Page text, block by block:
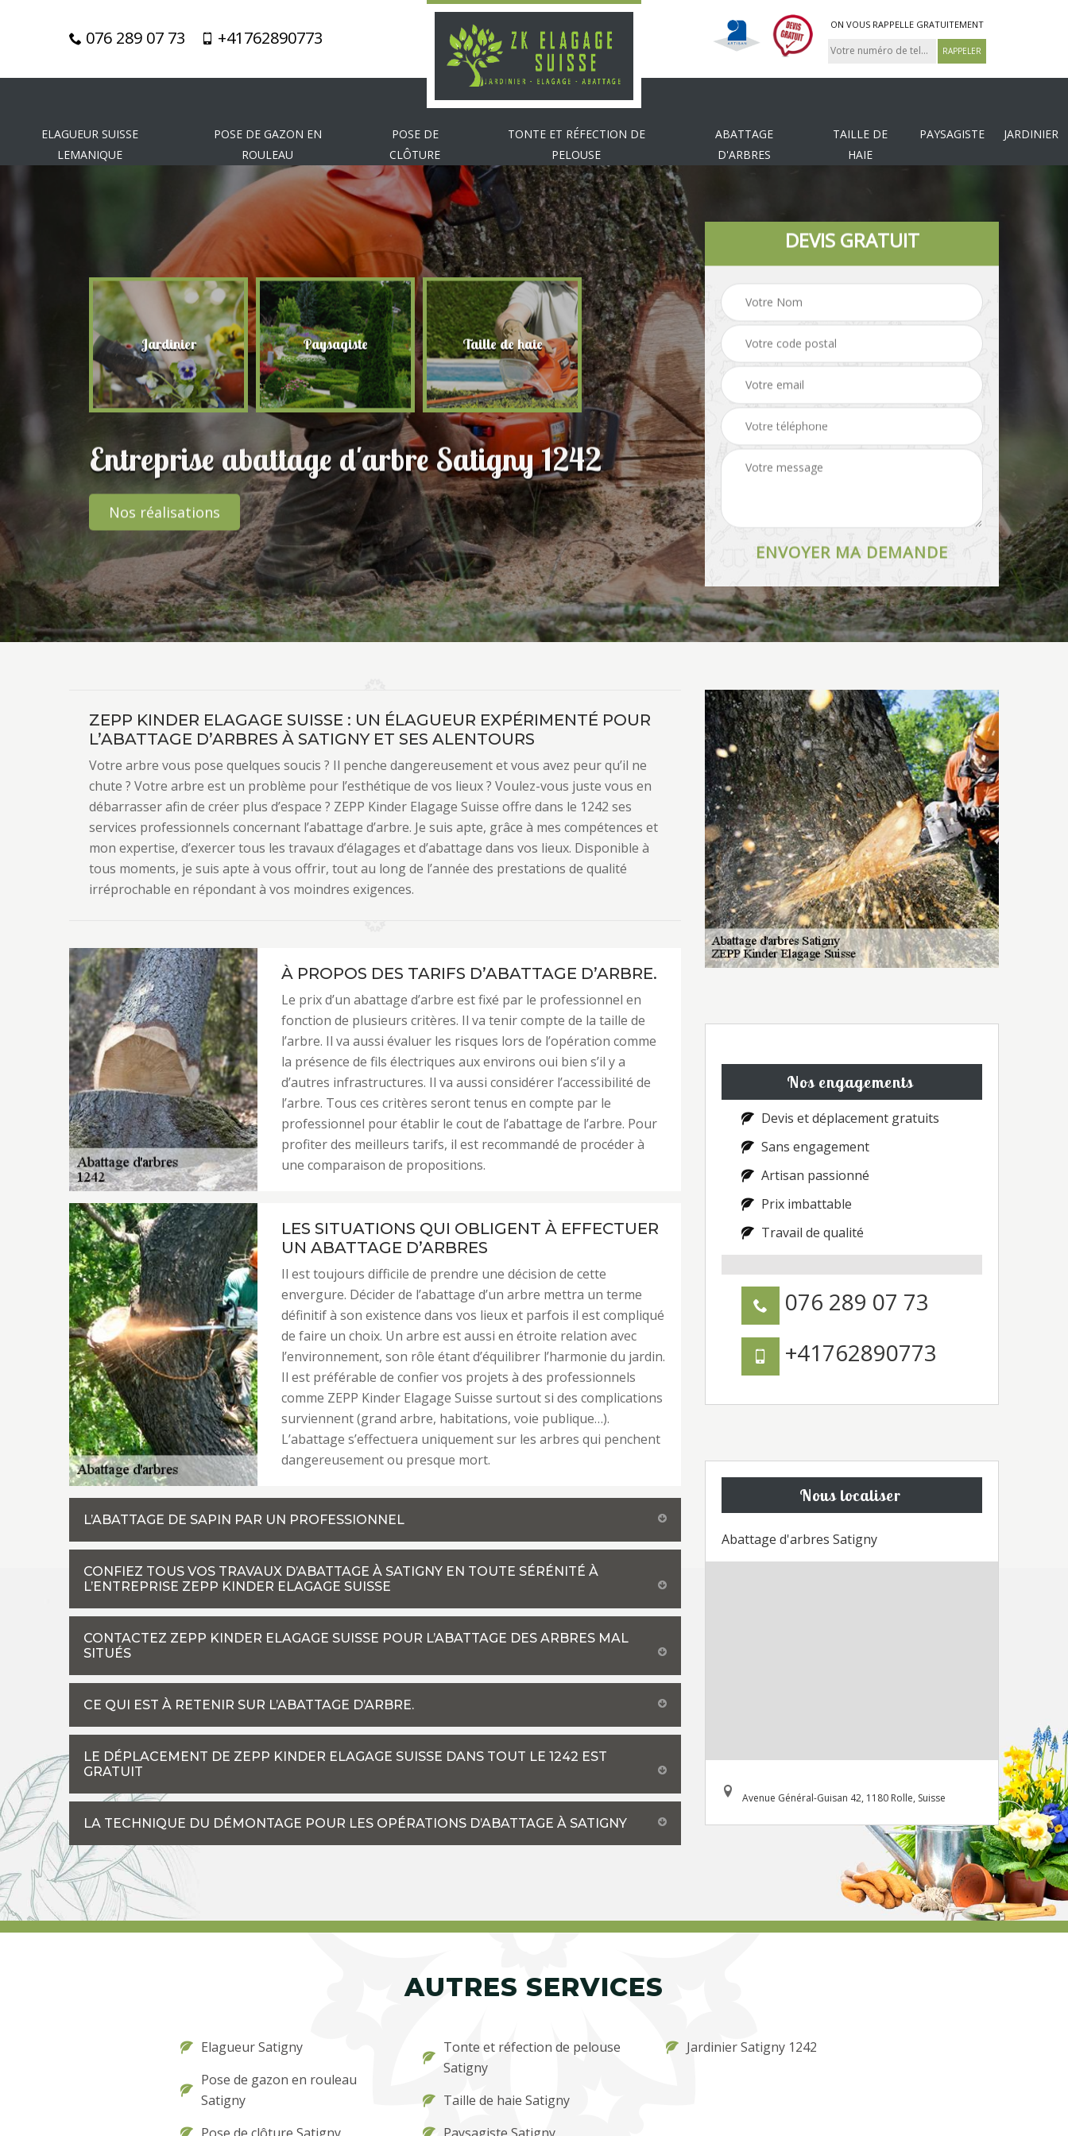
076 289 07 73 +41762890773
ON VOUS RAPPELLE GRATUITEMENT
ELAGUEUR SUISSE
LEMANIQUE
POSE DE GAZON EN
ROULEAU
POSE DE
CLÔTURE
TONTE ET RÉFECTION DE
PELOUSE
ABATTAGE
D'ARBRES
TAILLE DE
HAIE
PAYSAGISTE JARDINIER
Jardinier Paysagiste Taille de haie Abattage d'arbres Tonte et réfection de
pelouse Pose de clôture
Entreprise abattage d'arbre Satigny 1242
Nos réalisations
DEVIS GRATUIT
ZEPP KINDER ELAGAGE SUISSE : UN ÉLAGUEUR EXPÉRIMENTÉ POUR
L’ABATTAGE D’ARBRES À SATIGNY ET SES ALENTOURS
Votre arbre vous pose quelques soucis ? Il penche dangereusement et vous avez peur qu’il ne
chute ? Votre arbre est un problème pour l’esthétique de vos lieux ? Voulez-vous juste vous en
débarrasser afin de créer plus d’espace ? ZEPP Kinder Elagage Suisse offre dans le 1242 ses
services professionnels concernant l’abattage d’arbre. Je suis apte, grâce à mes compétences et
mon expertise, d’exercer tous les travaux d’élagages et d’abattage dans vos lieux. Disponible à
tous moments, je suis apte à vous offrir, tout au long de l’année des prestations de qualité
irréprochable en répondant à vos moindres exigences.
À PROPOS DES TARIFS D’ABATTAGE D’ARBRE.
Le prix d’un abattage d’arbre est fixé par le professionnel en
fonction de plusieurs critères. Il va tenir compte de la taille de
l’arbre. Il va aussi évaluer les risques lors de l’opération comme
la présence de fils électriques aux environs oui bien s’il y a
d’autres infrastructures. Il va aussi considérer l’accessibilité de
l’arbre. Tous ces critères seront tenus en compte par le
professionnel pour établir le cout de l’abattage de l’arbre. Pour
profiter des meilleurs tarifs, il est recommandé de procéder à
une comparaison de propositions.
LES SITUATIONS QUI OBLIGENT À EFFECTUER
UN ABATTAGE D’ARBRES
Il est toujours difficile de prendre une décision de cette
envergure. Décider de l’abattage d’un arbre mettra un terme
définitif à son existence dans vos lieux et parfois il est compliqué
de faire un choix. Un arbre est aussi en étroite relation avec
l’environnement, son rôle étant d’équilibrer l’harmonie du jardin.
Il est préférable de confier vos projets à des professionnels
comme ZEPP Kinder Elagage Suisse surtout si des complications
surviennent (grand arbre, habitations, voie publique…).
L’abattage s’effectuera uniquement sur les arbres qui penchent
dangereusement ou presque mort.
L’ABATTAGE DE SAPIN PAR UN PROFESSIONNEL
CONFIEZ TOUS VOS TRAVAUX D’ABATTAGE À SATIGNY EN TOUTE SÉRÉNITÉ À
L’ENTREPRISE ZEPP KINDER ELAGAGE SUISSE
CONTACTEZ ZEPP KINDER ELAGAGE SUISSE POUR L’ABATTAGE DES ARBRES MAL
SITUÉS
CE QUI EST À RETENIR SUR L’ABATTAGE D’ARBRE.
LE DÉPLACEMENT DE ZEPP KINDER ELAGAGE SUISSE DANS TOUT LE 1242 EST
GRATUIT
LA TECHNIQUE DU DÉMONTAGE POUR LES OPÉRATIONS D’ABATTAGE À SATIGNY
Nos engagements
Devis et déplacement gratuits
Sans engagement
Artisan passionné
Prix imbattable
Travail de qualité
076 289 07 73
+41762890773
Nous localiser
Abattage d'arbres Satigny
Avenue Général-Guisan 42, 1180 Rolle, Suisse
AUTRES SERVICES
Elagueur Satigny
Pose de gazon en rouleau
Satigny
Tonte et réfection de pelouse
Satigny
Taille de haie Satigny
Jardinier Satigny 1242